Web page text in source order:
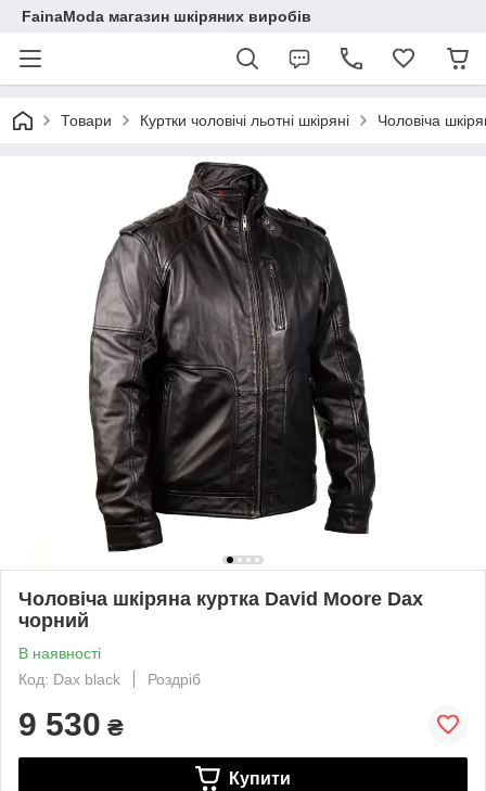
FainaModa магазин шкіряних виробів
Товари Куртки чоловічі льотні шкіряні Чоловіча
Чоловіча шкіряна куртка David Moore Dax
чорний
В наявності
Код: Dax black
Роздріб
9 530 ₴
Купити